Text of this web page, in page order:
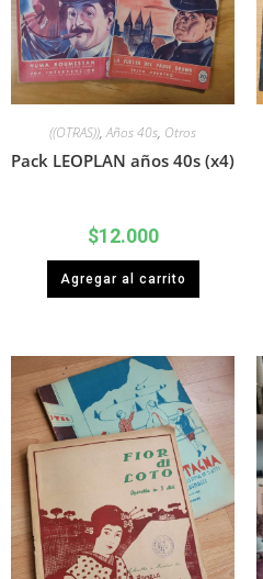
((OTRAS)),Años 40s, Otros
Pack LEOPLAN años 40s (x4)
$12.000
Agregar al carrito